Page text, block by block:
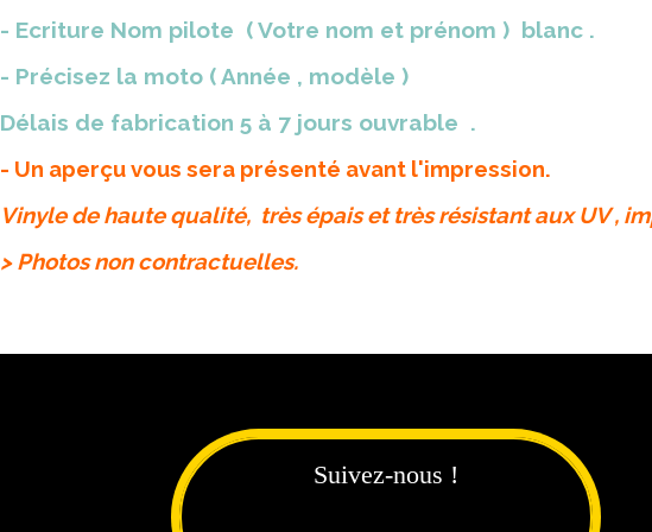
- Ecriture Nom pilote ( Votre nom et prénom ) blanc .
- Précisez la moto ( Année , modèle )
Délais de fabrication 5 à 7 jours ouvrable .
- Un aperçu vous sera présenté avant l'impression.
Vinyle de haute qualité, très épais et très résistant aux UV ,
> Photos non contractuelles.
Suivez-nous !